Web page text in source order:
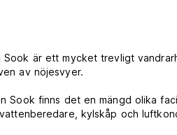
Sook är ett mycket trevligt
av nöjesvyer.
Sook finns det en mängd olika
kylskåp och